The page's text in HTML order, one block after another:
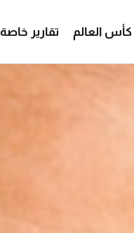
كأس العالم تقارير خاصة